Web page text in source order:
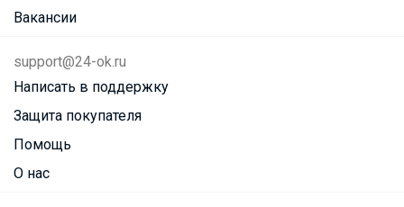
Вакансии
support@24-ok.ru
Написать в поддержку
Защита покупателя
Помощь
О нас